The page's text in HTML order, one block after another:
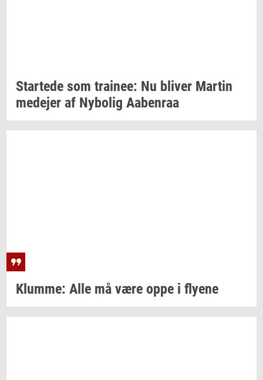
Star­te­de som trai­nee: Nu bli­ver Mar­tin
me­de­jer af Ny­bo­lig Aa­ben­raa
Klum­me: Alle må være oppe i fly­e­ne